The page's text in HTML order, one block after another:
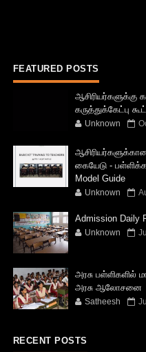
FEATURED POSTS
ஆசிரியர்களுக்கு
கருத்துக்கேட்பு
Unknown
கையேடு -
Model Guide
Unknown
Admission Daily
Unknown
அரசு பள்ளிகளில்
அரசு ஆலோசனை
Satheesh
RECENT POSTS